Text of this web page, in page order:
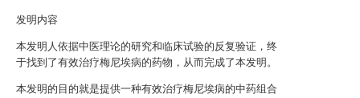
发明内容
本发明人依据中医理论的研究和临床试验的反复验证，终
于找到了有效治疗梅尼埃病的药物，从而完成了本发明。
本发明的目的就是提供一种有效治疗梅尼埃病的中药组合